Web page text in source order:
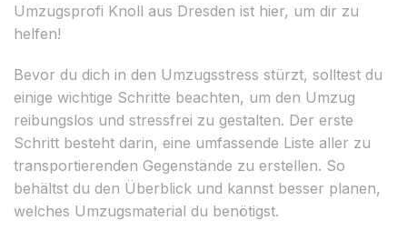
Umzugsprofi Knoll aus Dresden ist hier, um dir zu
helfen!
Bevor du dich in den Umzugsstress stürzt, solltest du
einige wichtige Schritte beachten, um den Umzug
reibungslos und stressfrei zu gestalten. Der erste
Schritt besteht darin, eine umfassende Liste aller zu
transportierenden Gegenstände zu erstellen. So
behältst du den Überblick und kannst besser planen,
welches Umzugsmaterial du benötigst.